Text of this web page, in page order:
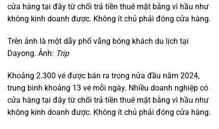
cửa hàng tại đây từ chối trả tiền thuê mặt bằng vì hầu như
không kinh doanh được. Không ít chủ phải đóng cửa hàng.
Trên ảnh là một dãy phố vắng bóng khách du lịch tại
Dayong. Ảnh: Trip
Khoảng 2.300 vé được bán ra trong nửa đầu năm 2024,
trung bình khoảng 13 vé mỗi ngày. Nhiều doanh nghiệp có
cửa hàng tại đây từ chối trả tiền thuê mặt bằng vì hầu như
không kinh doanh được. Không ít chủ phải đóng cửa hàng.